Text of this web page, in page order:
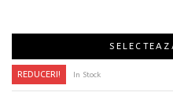
REDUCERI! In Stock